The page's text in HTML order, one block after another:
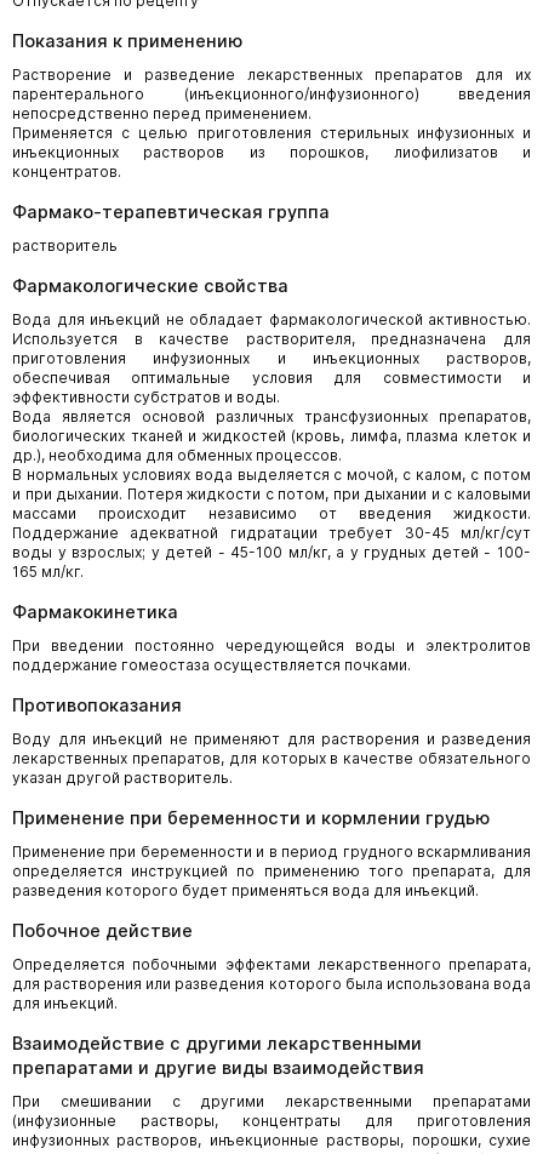
Показания к применению
Растворение и разведение лекарственных препаратов для их
парентерального (инъекционного/инфузионного) введения
непосредственно перед применением.
Применяется с целью приготовления стерильных инфузионных и
инъекционных растворов из порошков, лиофилизатов и
концентратов.
Фармако-терапевтическая группа
растворитель
Фармакологические свойства
Вода для инъекций не обладает фармакологической активностью.
Используется в качестве растворителя, предназначена для
приготовления инфузионных и инъекционных растворов,
обеспечивая оптимальные условия для совместимости и
эффективности субстратов и воды.
Вода является основой различных трансфузионных препаратов,
биологических тканей и жидкостей (кровь, лимфа, плазма клеток и
др.), необходима для обменных процессов.
В нормальных условиях вода выделяется с мочой, с калом, с потом
и при дыхании. Потеря жидкости с потом, при дыхании и с каловыми
массами происходит независимо от введения жидкости.
Поддержание адекватной гидратации требует 30-45 мл/кг/сут
воды у взрослых; у детей - 45-100 мл/кг, а у грудных детей - 100-
165 мл/кг.
Фармакокинетика
При введении постоянно чередующейся воды и электролитов
поддержание гомеостаза осуществляется почками.
Противопоказания
Воду для инъекций не применяют для растворения и разведения
лекарственных препаратов, для которых в качестве обязательного
указан другой растворитель.
Применение при беременности и кормлении грудью
Применение при беременности и в период грудного вскармливания
определяется инструкцией по применению того препарата, для
разведения которого будет применяться вода для инъекций.
Побочное действие
Определяется побочными эффектами лекарственного препарата,
для растворения или разведения которого была использована вода
для инъекций.
Взаимодействие с другими лекарственными
препаратами и другие виды взаимодействия
При смешивании с другими лекарственными препаратами
(инфузионные растворы, концентраты для приготовления
инфузионных растворов, инъекционные растворы, порошки, сухие